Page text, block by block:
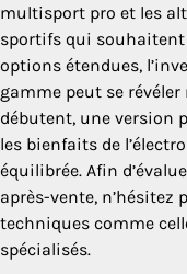
multisport pro et les
sportifs qui souhaitent
options étendues,
gamme peut se
débutent, une version
les bienfaits de
équilibrée. Afin
après-vente, n’hésitez
techniques comme
spécialisés.